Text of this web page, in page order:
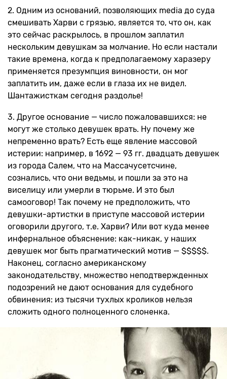
2. Одним из оснований, позволяющих media до суда
смешивать Харви с грязью, является то, что он, как
это сейчас раскрылось, в прошлом заплатил
нескольким девушкам за молчание. Но если настали
такие времена, когда к предполагаемому харазеру
применяется презумпция виновности, он мог
заплатить им, даже если в глаза их не видел.
Шантажисткам сегодня раздолье!
3. Другое основание — число пожаловавшихся: не
могут же столько девушек врать. Ну почему же
непременно врать? Есть еще явление массовой
истерии: например, в 1692 — 93 гг. двадцать девушек
из города Салем, что на Массачусетсчине,
сознались, что они ведьмы, и пошли за это на
виселицу или умерли в тюрьме. И это был
самооговор! Так почему не предположить, что
девушки-артистки в приступе массовой истерии
оговорили другого, т.е. Харви? Или вот куда менее
инфернальное объяснение: как-никак, у наших
девушек мог быть прагматический мотив — $$$$$.
Наконец, согласно американскому
законодательству, множество неподтвержденных
подозрений не дают основания для судебного
обвинения: из тысячи тухлых кроликов нельзя
сложить одного полноценного слоненка.